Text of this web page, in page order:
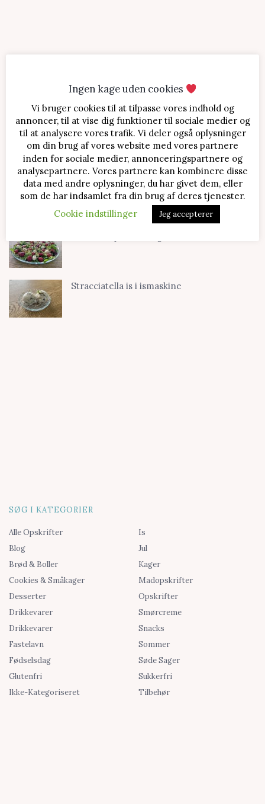
SENESTE OPSKRIFTER
Jordbærtærte med mascarponecreme
Klassisk cheesecake med kirsebær
Stracciatella is i ismaskine
SØG I KATEGORIER
Alle Opskrifter
Blog
Brød & Boller
Cookies & Småkager
Desserter
Drikkevarer
Drikkevarer
Fastelavn
Fødselsdag
Glutenfri
Ikke-Kategoriseret
Is
Jul
Kager
Madopskrifter
Opskrifter
Smørcreme
Snacks
Sommer
Søde Sager
Sukkerfri
Tilbehør
Ingen kage uden cookies
Vi bruger cookies til at tilpasse vores indhold og
annoncer, til at vise dig funktioner til sociale medier og
til at analysere vores trafik. Vi deler også oplysninger
om din brug af vores website med vores partnere
inden for sociale medier, annonceringspartnere og
analysepartnere. Vores partnere kan kombinere disse
data med andre oplysninger, du har givet dem, eller
som de har indsamlet fra din brug af deres tjenester.
Cookie indstillinger
Jeg accepterer